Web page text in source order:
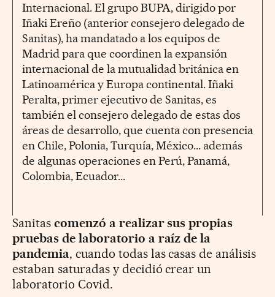
Internacional. El grupo BUPA, dirigido por
Iñaki Ereño (anterior consejero delegado de
Sanitas), ha mandatado a los equipos de
Madrid para que coordinen la expansión
internacional de la mutualidad británica en
Latinoamérica y Europa continental. Iñaki
Peralta, primer ejecutivo de Sanitas, es
también el consejero delegado de estas dos
áreas de desarrollo, que cuenta con presencia
en Chile, Polonia, Turquía, México... además
de algunas operaciones en Perú, Panamá,
Colombia, Ecuador...
Sanitas comenzó a realizar sus propias
pruebas de laboratorio a raíz de la
pandemia, cuando todas las casas de análisis
estaban saturadas y decidió crear un
laboratorio Covid.